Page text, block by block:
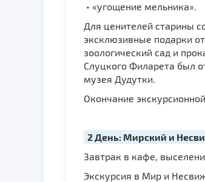
• «угощение мельника».
Для ценителей старины
эксклюзивные подарки
зоологический сад и
Слуцкого Филарета был
музея Дудутки.
Окончание
2 День: Мирский и
Завтрак в кафе,
Экскурсия в Мир и